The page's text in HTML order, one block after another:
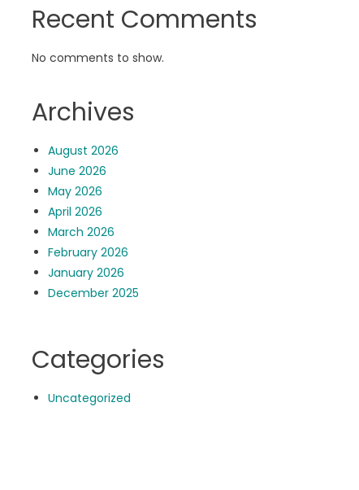
Recent Comments
No comments to show.
Archives
August 2026
June 2026
May 2026
April 2026
March 2026
February 2026
January 2026
December 2025
Categories
Uncategorized